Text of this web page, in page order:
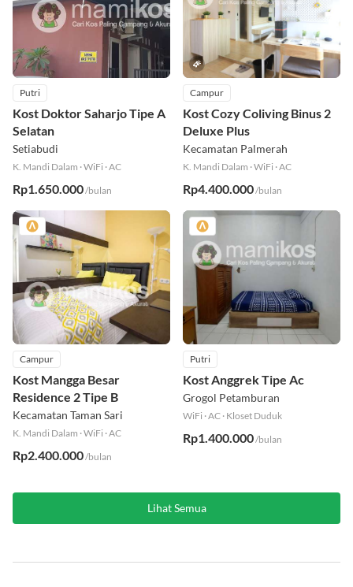
Putri
Kost Doktor Saharjo Tipe A
Selatan
Setiabudi
K. Mandi Dalam ·WiFi ·AC
Rp1.650.000/bulan
Campur
Kost Cozy Coliving Binus 2
Deluxe Plus
Kecamatan Palmerah
K. Mandi Dalam ·WiFi ·AC
Rp4.400.000/bulan
Campur
Kost Mangga Besar
Residence 2 Tipe B
Kecamatan Taman Sari
K. Mandi Dalam ·WiFi ·AC
Rp2.400.000/bulan
Putri
Kost Anggrek Tipe Ac
Grogol Petamburan
WiFi ·AC · Kloset Duduk
Rp1.400.000/bulan
Lihat Semua